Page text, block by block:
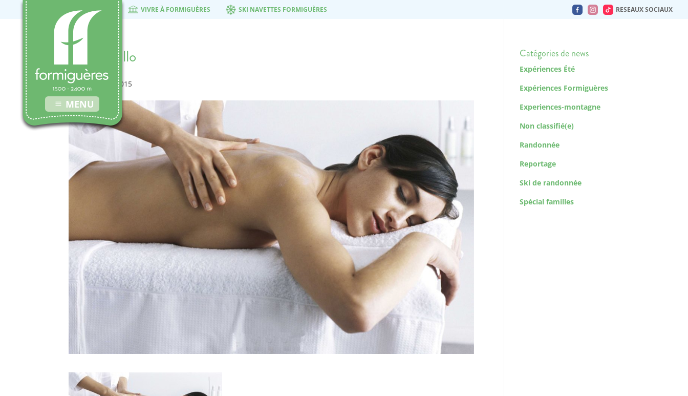
MENU
VIVRE À FORMIGUÈRES SKI NAVETTES FORMIGUÈRES RESEAUX SOCIAUX
massage llo
17 novembre 2015
Catégories de news
Expériences Été
Expériences Formiguères
Experiences-montagne
Non classifié(e)
Randonnée
Reportage
Ski de randonnée
Spécial familles